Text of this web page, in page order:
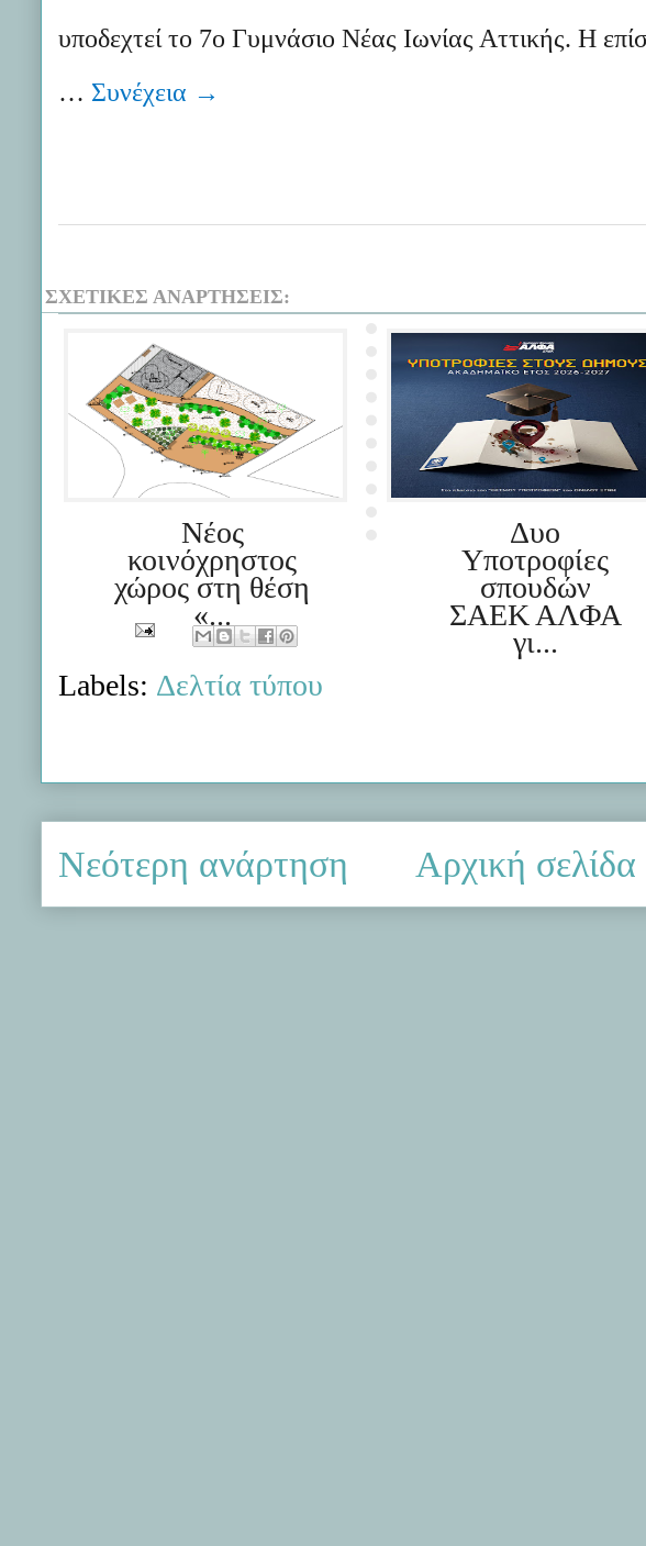
υποδεχτεί το 7ο Γυμνάσιο Νέας Ιωνίας Αττικής. Η
… Συνέχεια →
ΣΧΕΤΙΚΈΣ ΑΝΑΡΤΉΣΕΙΣ:
Νέος
κοινόχρηστος
χώρος στη θέση
«...
Δυο
Υποτροφίες
σπουδών
ΣΑΕΚ ΑΛΦΑ
γι...
Labels: Δελτία τύπου
Νεότερη ανάρτηση Αρχική σελίδα